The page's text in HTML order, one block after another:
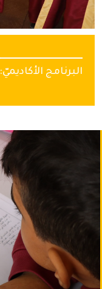
البرنامج الأكاديميّ: